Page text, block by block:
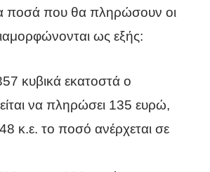
ποσά που θα πληρώσουν οι
ως εξής:
κυβικά εκατοστά ο
να πληρώσει 135 ευρώ,
κ.ε. το ποσό ανέρχεται σε